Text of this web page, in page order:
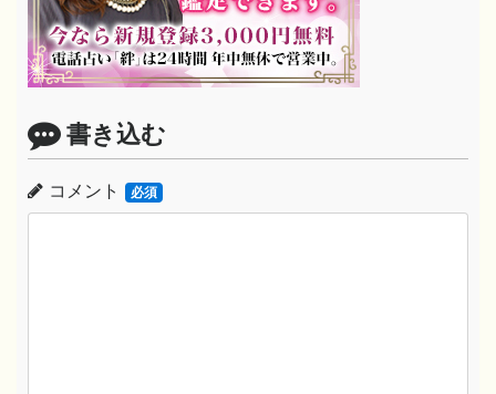
書き込む
コメント 必須